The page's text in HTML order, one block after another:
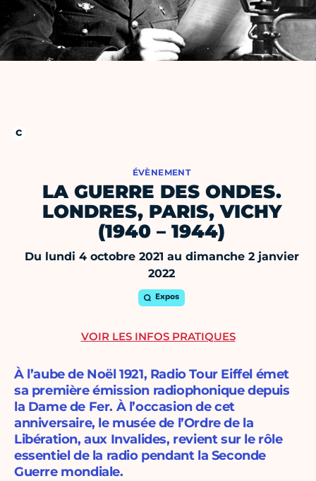
ÉVÈNEMENT
LA GUERRE DES ONDES.
LONDRES, PARIS, VICHY
(1940 – 1944)
Du lundi 4 octobre 2021 au dimanche 2 janvier
2022
Expos
À l’aube de Noël 1921, Radio Tour Eiffel émet
sa première émission radiophonique depuis
la Dame de Fer. À l’occasion de cet
anniversaire, le musée de l’Ordre de la
Libération, aux Invalides, revient sur le rôle
essentiel de la radio pendant la Seconde
Guerre mondiale.
VOIR LES INFOS PRATIQUES